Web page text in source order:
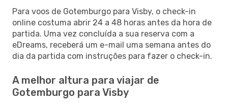
Para voos de Gotemburgo para Visby, o check-in
online costuma abrir 24 a 48 horas antes da hora de
partida. Uma vez concluída a sua reserva com a
eDreams, receberá um e-mail uma semana antes do
dia da partida com instruções para fazer o check-in.
A melhor altura para viajar de
Gotemburgo para Visby